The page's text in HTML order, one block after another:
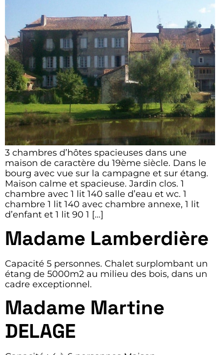
3 chambres d’hôtes spacieuses dans une
maison de caractère du 19ème siècle. Dans le
bourg avec vue sur la campagne et sur étang.
Maison calme et spacieuse. Jardin clos. 1
chambre avec 1 lit 140 salle d’eau et wc. 1
chambre 1 lit 140 avec chambre annexe, 1 lit
d’enfant et 1 lit 90 1 […]
Madame Lamberdière
Capacité 5 personnes. Chalet surplombant un
étang de 5000m2 au milieu des bois, dans un
cadre exceptionnel.
Madame Martine
DELAGE